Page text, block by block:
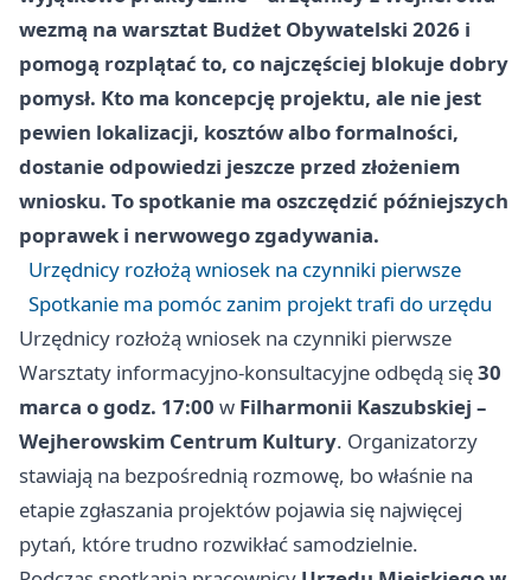
wezmą na warsztat Budżet Obywatelski 2026 i
pomogą rozplątać to, co najczęściej blokuje dobry
pomysł. Kto ma koncepcję projektu, ale nie jest
pewien lokalizacji, kosztów albo formalności,
dostanie odpowiedzi jeszcze przed złożeniem
wniosku. To spotkanie ma oszczędzić późniejszych
poprawek i nerwowego zgadywania.
Urzędnicy rozłożą wniosek na czynniki pierwsze
Spotkanie ma pomóc zanim projekt trafi do urzędu
Urzędnicy rozłożą wniosek na czynniki pierwsze
Warsztaty informacyjno-konsultacyjne odbędą się30
marca o godz. 17:00 w Filharmonii Kaszubskiej –
Wejherowskim Centrum Kultury. Organizatorzy
stawiają na bezpośrednią rozmowę, bo właśnie na
etapie zgłaszania projektów pojawia się najwięcej
pytań, które trudno rozwikłać samodzielnie.